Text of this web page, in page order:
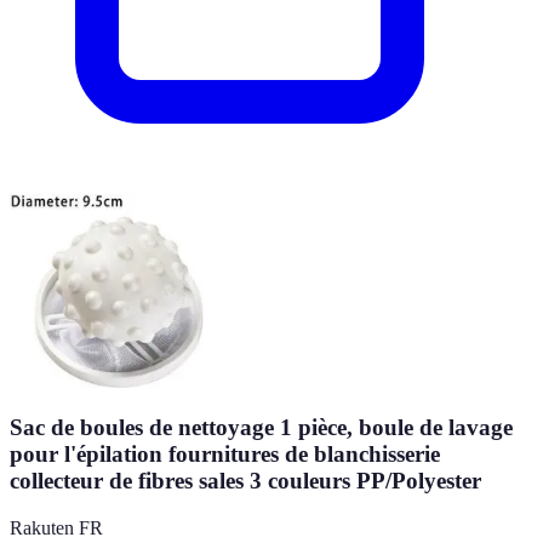
Sac de boules de nettoyage 1 pièce, boule de lavage
pour l'épilation fournitures de blanchisserie
collecteur de fibres sales 3 couleurs PP/Polyester
Rakuten FR